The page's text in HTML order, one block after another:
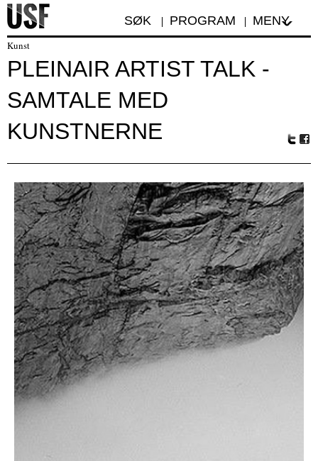
SØK PROGRAM MENY
Kunst
PLEINAIR ARTIST TALK -
SAMTALE MED
KUNSTNERNE
r
oo
k